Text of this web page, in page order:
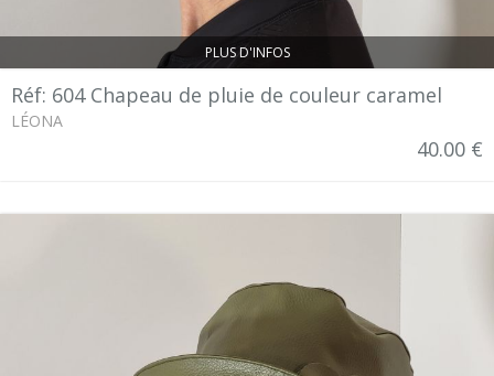
PLUS D'INFOS
Réf: 604 Chapeau de pluie de couleur caramel
LÉONA
40.00 €